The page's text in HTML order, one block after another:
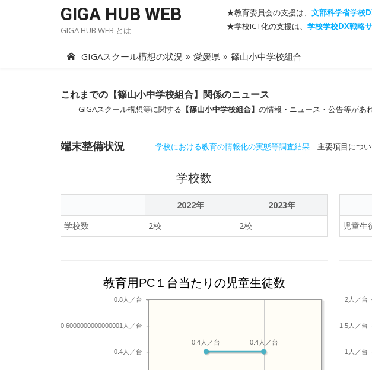
GIGA HUB WEB
GIGA HUB WEB とは
★教育委員会の支援は、 文部科学省学校
★学校ICT化の支援は、 学校学校DX戦略
GIGAスクール構想の状況 » 愛媛県 » 篠山小中学校組合
これまでの【篠山小中学校組合】関係のニュース
GIGAスクール構想等に関する 【篠山小中学校組合】 の情報・ニュース・公告等があ
端末整備状況 学校における教育の情報化の実態等調査結果 主要項目につ
学校数
2022年
2023年
学校数
2校 2校
児童生
教育用PC１台当たりの児童生徒数
0.4人／台
0.6000000000000001人／台
0.8人／台
0.4人／台
0.4人／台
1人／台
1.5人／台
2人／台